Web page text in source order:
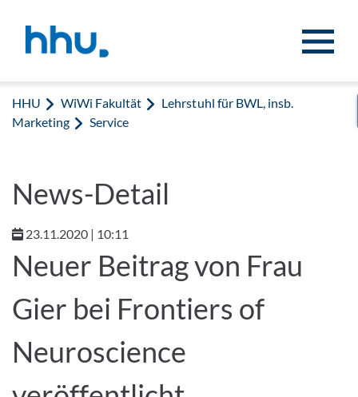
HHU WiWi Fakultät
Lehrstuhl für BWL, insb.
Marketing
Service
News-Detail
23.11.2020 | 10:11
Neuer Beitrag von Frau
Gier bei Frontiers of
Neuroscience